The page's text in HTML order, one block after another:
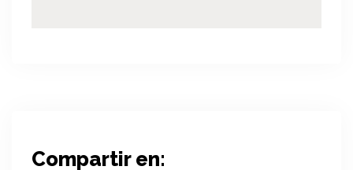
Compartir en: